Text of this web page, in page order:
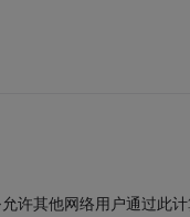
其他网络用户通过此